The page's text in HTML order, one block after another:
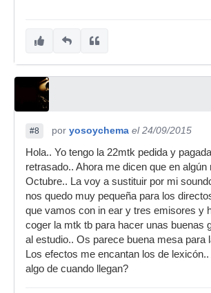
#8 por yosoychema el 24/09/2015
Hola.. Yo tengo la 22mtk pedida y
retrasado.. Ahora me dicen que en algún
Octubre.. La voy a sustituir por mi
nos quedo muy pequeña para los
que vamos con in ear y tres emisores y
coger la mtk tb para hacer unas buenas
al estudio.. Os parece buena mesa para
Los efectos me encantan los de
algo de cuando llegan?